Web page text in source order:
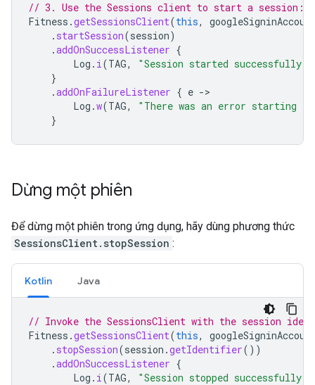
// 3. Use the Sessions client to start a session:
Fitness .getSessionsClient(this,
. startSession(session)
.addOnSuccessListener {
Log . i(TAG, "Session started successfully!"
}
.addOnFailureListener { e ->
Log .w(TAG,
"There was an error starting
}
Dừng một phiên
Để dừng một phiên trong ứng dụng, hãy dùng phương thức
SessionsClient.stopSession :
Kotlin Java
// Invoke the SessionsClient with the session
Fitness .getSessionsClient(this,
. stopSession(session .getIdentifier())
.addOnSuccessListener {
Log . i(TAG, "Session stopped successfully!"